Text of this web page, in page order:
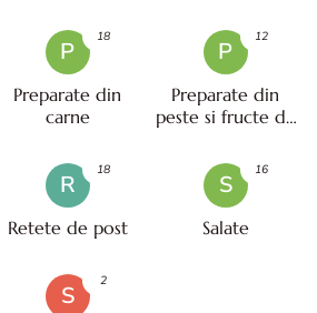
P
Preparate din
carne
18
P
Preparate din
peste si fructe de
12
R
Retete de post
18
S
Salate
16
S
2